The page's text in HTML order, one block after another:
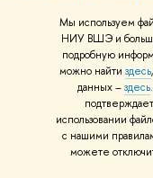
Мы используем
НИУ ВШЭ и
подробную
можно найти здесь
данных –здесь
использовании
с нашими
можете
Людям с ограниченными
Единая платежная
Работа в Вышке
© НИУ ВШЭ 1993–2026
материалов Политика
Шрифты HSE Sans и HSE